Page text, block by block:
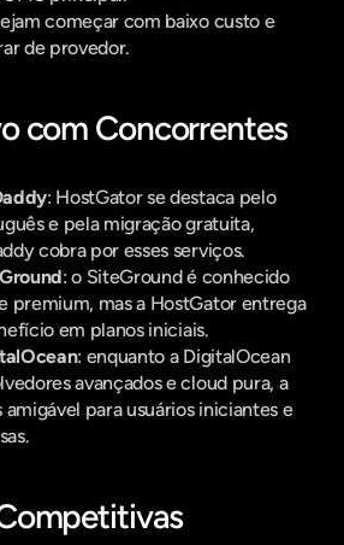
começar com baixo custo e
de provedor.
com Concorrentes
: HostGator se destaca pelo
e pela migração gratuita,
cobra por esses serviços.
: o SiteGround é conhecido
premium, mas a HostGator entrega
em planos iniciais.
: enquanto a DigitalOcean
avançados e cloud pura, a
para usuários iniciantes e